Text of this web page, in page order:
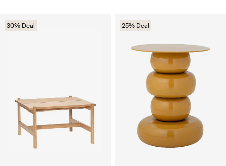
30% Deal 25% Deal